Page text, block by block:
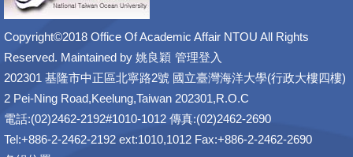
Copyright©2018 Office Of Academic Affair NTOU All Rights
Reserved. Maintained by 姚良穎 管理登入
202301 基隆市中正區北寧路2號 國立臺灣海洋大學(行政大樓四樓)
2 Pei-Ning Road,Keelung,Taiwan 202301,R.O.C
電話:(02)2462-2192#1010-1012 傳真:(02)2462-2690
Tel:+886-2-2462-2192 ext:1010,1012 Fax:+886-2-2462-2690